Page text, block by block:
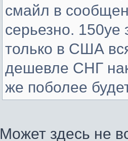
смайл в
серьезно. 150уе
только в США
дешевле СНГ
же поболее
Может здесь не